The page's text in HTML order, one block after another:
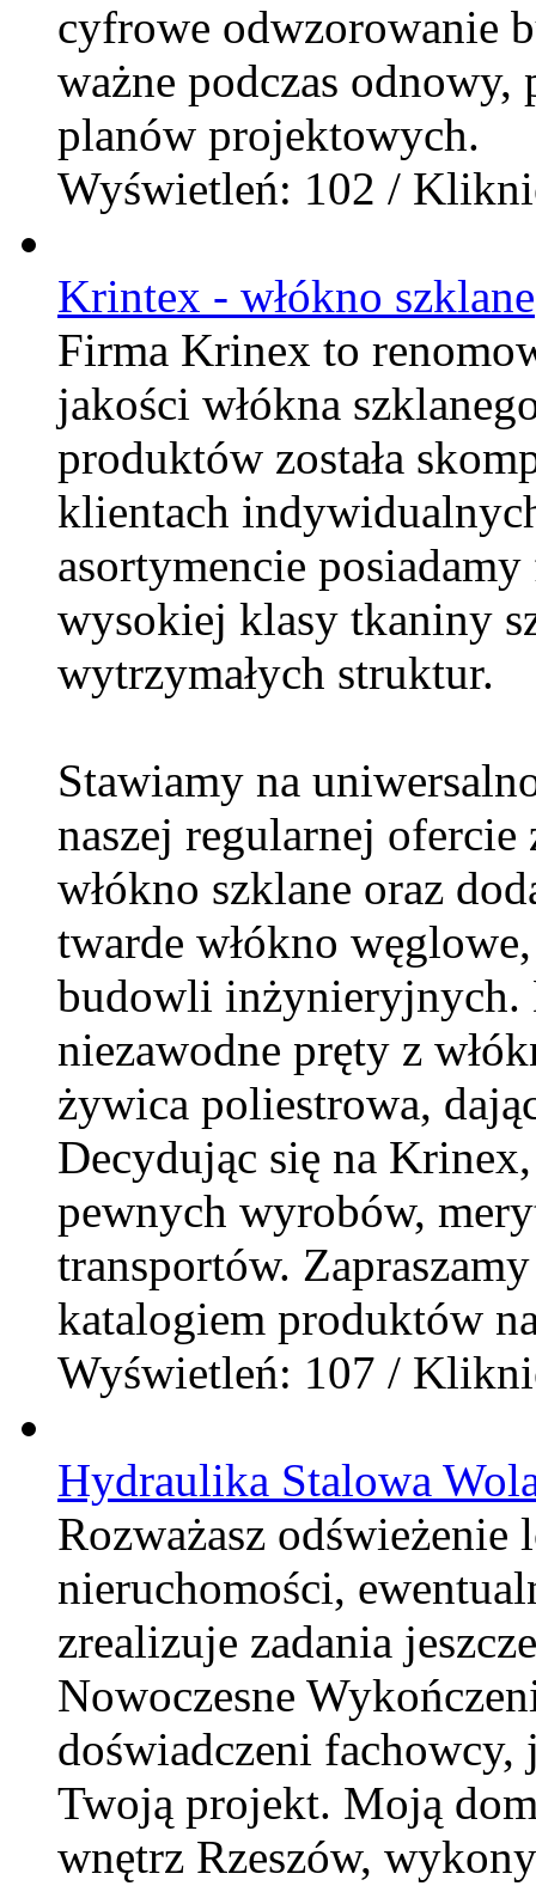
cyfrowe odwzorowanie
ważne podczas
planów projektowych.
Wyświetleń: 102 /
Krintex - włókno szklane
Firma Krinex to
jakości włókna
produktów została
klientach
asortymencie
wysokiej klasy tkaniny
wytrzymałych struktur.
Stawiamy na
naszej regularnej ofercie
włókno szklane oraz
twarde włókno
budowli inżynieryjnych.
niezawodne pręty z
żywica poliestrowa,
Decydując się na
pewnych wyrobów,
transportów.
katalogiem produktów
Wyświetleń: 107 /
Hydraulika Stalowa
Rozważasz
nieruchomości,
zrealizuje zadania
Nowoczesne
doświadczeni fachowcy,
Twoją projekt. Moją
wnętrz Rzeszów,